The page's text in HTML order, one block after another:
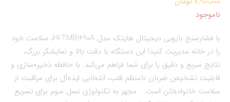
ناموجود
با فشارسنج بازویی دیجیتال هایتک مدل HI-TMB1490A، سلامت خود
را در خانه مدیریت کنید! این دستگاه با دقت بالا و نمایشگر بزرگ،
نتایج سریع و دقیق را برای شما فراهم می‌کند. با حافظه ذخیره‌سازی و
قابلیت تشخیص ضربان نامنظم قلب، انتخابی ایده‌آل برای مراقبت از
سلامت خانواده‌تان است. . مجهز به تکنولوژی نسل سوم برای تسریع